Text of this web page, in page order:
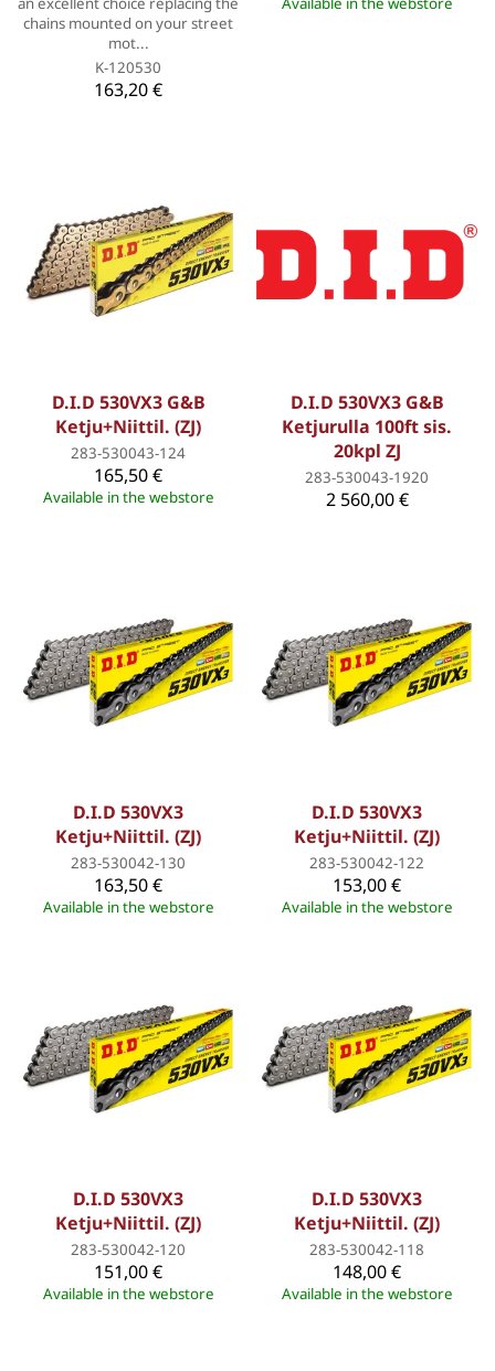
chains mounted on your street
mot...
K-120530
163,20 €
D.I.D 530VX3 G&B
Ketju+Niittil. (ZJ)
283-530043-124
165,50 €
Available in the webstore
D.I.D 530VX3 G&B
Ketjurulla 100ft sis.
20kpl ZJ
283-530043-1920
2 560,00 €
D.I.D 530VX3
Ketju+Niittil. (ZJ)
283-530042-130
163,50 €
Available in the webstore
D.I.D 530VX3
Ketju+Niittil. (ZJ)
283-530042-122
153,00 €
Available in the webstore
D.I.D 530VX3
Ketju+Niittil. (ZJ)
283-530042-120
151,00 €
Available in the webstore
D.I.D 530VX3
Ketju+Niittil. (ZJ)
283-530042-118
148,00 €
Available in the webstore